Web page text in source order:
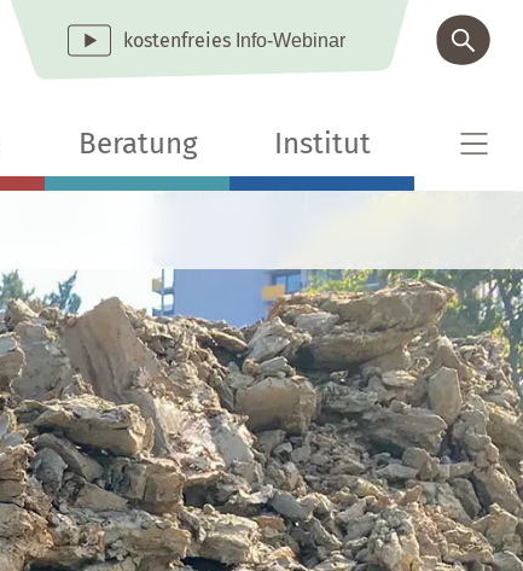
kostenfreies Info-Webinar
Beratung Institut